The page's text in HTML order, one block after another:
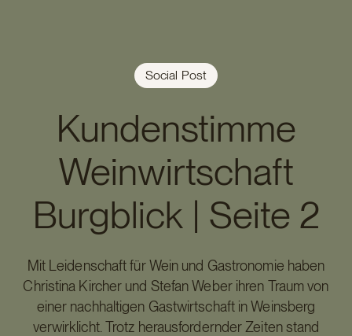
Social Post
Kundenstimme
Weinwirtschaft
Burgblick | Seite 2
Mit Leidenschaft für Wein und Gastronomie haben
Christina Kircher und Stefan Weber ihren Traum von
einer nachhaltigen Gastwirtschaft in Weinsberg
verwirklicht. Trotz herausfordernder Zeiten stand